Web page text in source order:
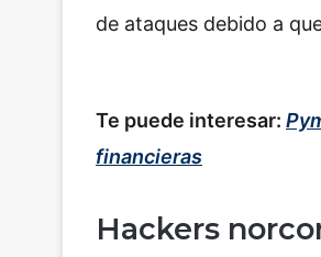
de ataques debido a
Te puede interesar:
financieras
Hackers